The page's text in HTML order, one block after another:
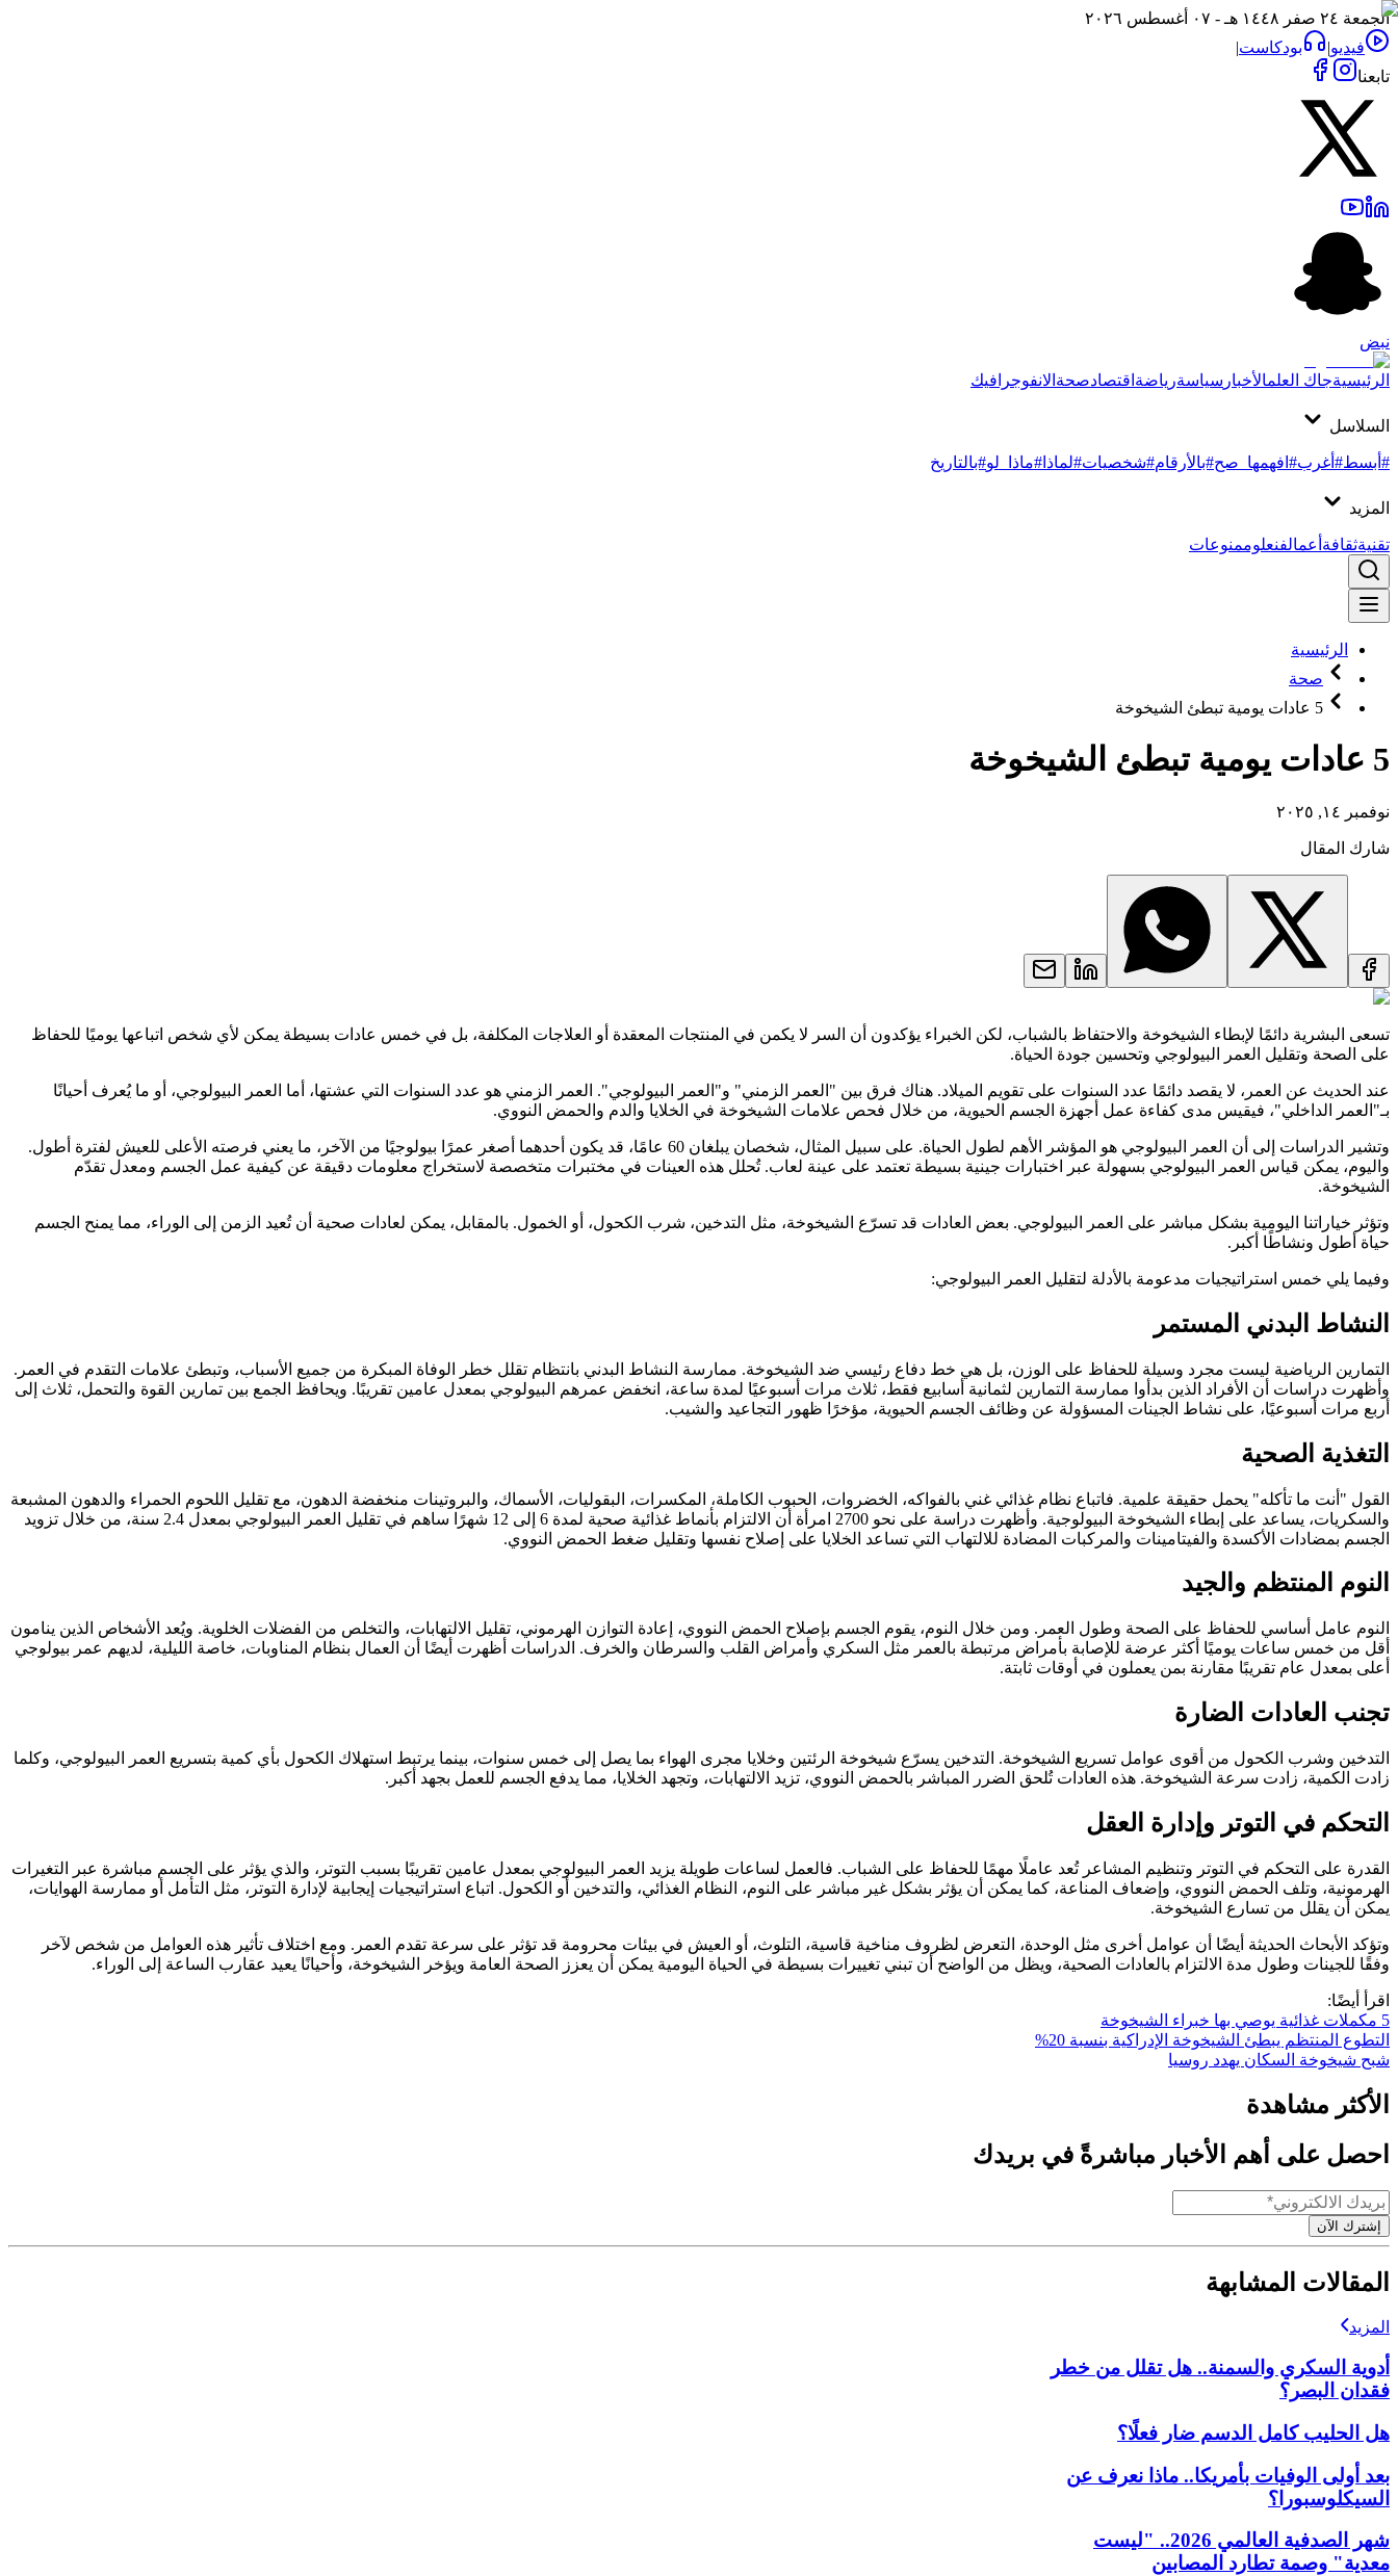
الجمعة ٢٤ صفر ١٤٤٨ هـ - ٠٧ أغسطس ٢٠٢٦
فيديو| بودكاست|
تابعنا
نبض
الرئيسيةجاك العلمالأخبار سياسةرياضة اقتصادصحة الانفوجرافيك
السلاسل
#أبسط#أغرب#افهمها_صح#بالأرقام#شخصيات#لماذا #ماذا_لو#بالتاريخ
المزيد
تقنيةثقافة أعمالفنعلوممنوعات
الرئيسية
صحة
5 عادات يومية تبطئ الشيخوخة
5 عادات يومية تبطئ الشيخوخة
نوفمبر ١٤, ٢٠٢٥
شارك المقال
تسعى البشرية دائمًا لإبطاء الشيخوخة والاحتفاظ بالشباب، لكن الخبراء يؤكدون أن السر لا يكمن في المنتجات المعقدة أو العلاجات المكلفة، بل في خمس عادات بسيطة يمكن لأي شخص اتباعها يوميًا للحفاظ
على الصحة وتقليل العمر البيولوجي وتحسين جودة الحياة.
عند الحديث عن العمر، لا يقصد دائمًا عدد السنوات على تقويم الميلاد. هناك فرق بين "العمر الزمني" و"العمر البيولوجي". العمر الزمني هو عدد السنوات التي عشتها، أما العمر البيولوجي، أو ما يُعرف أحيانًا
بـ"العمر الداخلي"، فيقيس مدى كفاءة عمل أجهزة الجسم الحيوية، من خلال فحص علامات الشيخوخة في الخلايا والدم والحمض النووي.
وتشير الدراسات إلى أن العمر البيولوجي هو المؤشر الأهم لطول الحياة. على سبيل المثال، شخصان يبلغان 60 عامًا، قد يكون أحدهما أصغر عمرًا بيولوجيًا من الآخر، ما يعني فرصته الأعلى للعيش لفترة أطول.
واليوم، يمكن قياس العمر البيولوجي بسهولة عبر اختبارات جينية بسيطة تعتمد على عينة لعاب. تُحلل هذه العينات في مختبرات متخصصة لاستخراج معلومات دقيقة عن كيفية عمل الجسم ومعدل تقدّم
الشيخوخة.
وتؤثر خياراتنا اليومية بشكل مباشر على العمر البيولوجي. بعض العادات قد تسرّع الشيخوخة، مثل التدخين، شرب الكحول، أو الخمول. بالمقابل، يمكن لعادات صحية أن تُعيد الزمن إلى الوراء، مما يمنح الجسم
حياة أطول ونشاطًا أكبر.
وفيما يلي خمس استراتيجيات مدعومة بالأدلة لتقليل العمر البيولوجي:
النشاط البدني المستمر
التمارين الرياضية ليست مجرد وسيلة للحفاظ على الوزن، بل هي خط دفاع رئيسي ضد الشيخوخة. ممارسة النشاط البدني بانتظام تقلل خطر الوفاة المبكرة من جميع الأسباب، وتبطئ علامات التقدم في العمر.
وأظهرت دراسات أن الأفراد الذين بدأوا ممارسة التمارين لثمانية أسابيع فقط، ثلاث مرات أسبوعيًا لمدة ساعة، انخفض عمرهم البيولوجي بمعدل عامين تقريبًا. ويحافظ الجمع بين تمارين القوة والتحمل، ثلاث إلى
أربع مرات أسبوعيًا، على نشاط الجينات المسؤولة عن وظائف الجسم الحيوية، مؤخرًا ظهور التجاعيد والشيب.
التغذية الصحية
القول "أنت ما تأكله" يحمل حقيقة علمية. فاتباع نظام غذائي غني بالفواكه، الخضروات، الحبوب الكاملة، المكسرات، البقوليات، الأسماك، والبروتينات منخفضة الدهون، مع تقليل اللحوم الحمراء والدهون المشبعة
والسكريات، يساعد على إبطاء الشيخوخة البيولوجية. وأظهرت دراسة على نحو 2700 امرأة أن الالتزام بأنماط غذائية صحية لمدة 6 إلى 12 شهرًا ساهم في تقليل العمر البيولوجي بمعدل 2.4 سنة، من خلال تزويد
الجسم بمضادات الأكسدة والفيتامينات والمركبات المضادة للالتهاب التي تساعد الخلايا على إصلاح نفسها وتقليل ضغط الحمض النووي.
النوم المنتظم والجيد
النوم عامل أساسي للحفاظ على الصحة وطول العمر. ومن خلال النوم، يقوم الجسم بإصلاح الحمض النووي، إعادة التوازن الهرموني، تقليل الالتهابات، والتخلص من الفضلات الخلوية. ويُعد الأشخاص الذين ينامون
أقل من خمس ساعات يوميًا أكثر عرضة للإصابة بأمراض مرتبطة بالعمر مثل السكري وأمراض القلب والسرطان والخرف. الدراسات أظهرت أيضًا أن العمال بنظام المناوبات، خاصة الليلية، لديهم عمر بيولوجي
أعلى بمعدل عام تقريبًا مقارنة بمن يعملون في أوقات ثابتة.
تجنب العادات الضارة
التدخين وشرب الكحول من أقوى عوامل تسريع الشيخوخة. التدخين يسرّع شيخوخة الرئتين وخلايا مجرى الهواء بما يصل إلى خمس سنوات، بينما يرتبط استهلاك الكحول بأي كمية بتسريع العمر البيولوجي، وكلما
زادت الكمية، زادت سرعة الشيخوخة. هذه العادات تُلحق الضرر المباشر بالحمض النووي، تزيد الالتهابات، وتجهد الخلايا، مما يدفع الجسم للعمل بجهد أكبر.
التحكم في التوتر وإدارة العقل
القدرة على التحكم في التوتر وتنظيم المشاعر تُعد عاملًا مهمًا للحفاظ على الشباب. فالعمل لساعات طويلة يزيد العمر البيولوجي بمعدل عامين تقريبًا بسبب التوتر، والذي يؤثر على الجسم مباشرة عبر التغيرات
الهرمونية، وتلف الحمض النووي، وإضعاف المناعة، كما يمكن أن يؤثر بشكل غير مباشر على النوم، النظام الغذائي، والتدخين أو الكحول. اتباع استراتيجيات إيجابية لإدارة التوتر، مثل التأمل أو ممارسة الهوايات،
يمكن أن يقلل من تسارع الشيخوخة.
وتؤكد الأبحاث الحديثة أيضًا أن عوامل أخرى مثل الوحدة، التعرض لظروف مناخية قاسية، التلوث، أو العيش في بيئات محرومة قد تؤثر على سرعة تقدم العمر. ومع اختلاف تأثير هذه العوامل من شخص لآخر
وفقًا للجينات وطول مدة الالتزام بالعادات الصحية، ويظل من الواضح أن تبني تغييرات بسيطة في الحياة اليومية يمكن أن يعزز الصحة العامة ويؤخر الشيخوخة، وأحيانًا يعيد عقارب الساعة إلى الوراء.
اقرأ أيضًا:
5 مكملات غذائية يوصي بها خبراء الشيخوخة
التطوع المنتظم يبطئ الشيخوخة الإدراكية بنسبة 20%
شبح شيخوخة السكان يهدد روسيا
الأكثر مشاهدة
احصل على أهم الأخبار مباشرةً في بريدك
إشترك الآن
المقالات المشابهة
المزيد
أدوية السكري والسمنة.. هل تقلل من خطر
فقدان البصر؟
هل الحليب كامل الدسم ضار فعلًا؟
بعد أولى الوفيات بأمريكا.. ماذا نعرف عن
السيكلوسبورا؟
شهر الصدفية العالمي 2026.. "ليست
معدية" وصمة تطارد المصابين